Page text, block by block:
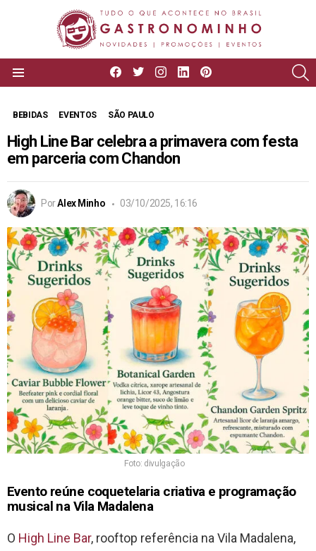
facebooktwitterinstagram
linkedin
BEBIDAS EVENTOS SÃO PAULO
High Line Bar celebra a primavera com festa
em parceria com Chandon
PorAlex Minho 03/10/2025, 16:16
Foto: divulgação
Evento reúne coquetelaria criativa e programação
musical na Vila Madalena
O High Line Bar, rooftop referência na Vila Madalena,